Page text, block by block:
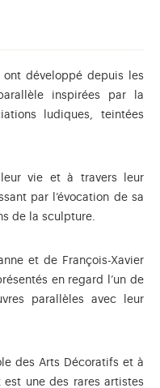
ont développé depuis les
inspirées par la
ludiques, teintées
vie et à travers leur
par l’évocation de sa
de la sculpture.
et de François-Xavier
en regard l’un de
parallèles avec leur
des Arts Décoratifs et à
est une des rares artistes